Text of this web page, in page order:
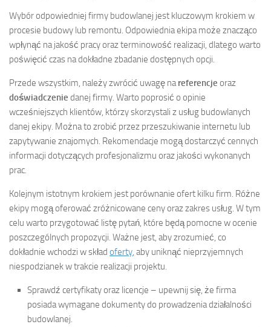
Wybór odpowiedniej firmy budowlanej jest kluczowym krokiem w
procesie budowy lub remontu. Odpowiednia ekipa może znacząco
wpłynąć na jakość pracy oraz terminowość realizacji, dlatego warto
poświęcić czas na dokładne zbadanie dostępnych opcji.
Przede wszystkim, należy zwrócić uwagę nareferencje oraz
doświadczenie danej firmy. Warto poprosić o opinie
wcześniejszych klientów, którzy skorzystali z usług budowlanych
danej ekipy. Można to zrobić przez przeszukiwanie internetu lub
zapytywanie znajomych. Rekomendacje mogą dostarczyć cennych
informacji dotyczących profesjonalizmu oraz jakości wykonanych
prac.
Kolejnym istotnym krokiem jest porównanie ofert kilku firm. Różne
ekipy mogą oferować zróżnicowane ceny oraz zakres usług. W tym
celu warto przygotować listę pytań, które będą pomocne w ocenie
poszczególnych propozycji. Ważne jest, aby zrozumieć, co
dokładnie wchodzi w skład oferty, aby uniknąć nieprzyjemnych
niespodzianek w trakcie realizacji projektu.
Sprawdź certyfikaty oraz licencje – upewnij się, że firma
posiada wymagane dokumenty do prowadzenia działalności
budowlanej.